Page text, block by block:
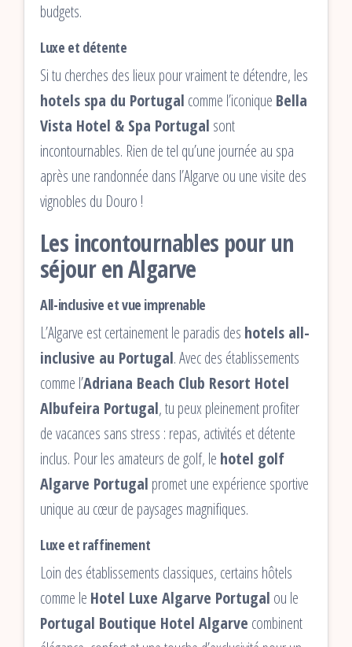
budgets.
Luxe et détente
Si tu cherches des lieux pour vraiment te détendre, les
hotels spa du Portugal comme l’iconique Bella
Vista Hotel & Spa Portugal sont
incontournables. Rien de tel qu’une journée au spa
après une randonnée dans l’Algarve ou une visite des
vignobles du Douro !
Les incontournables pour un
séjour en Algarve
All-inclusive et vue imprenable
L’Algarve est certainement le paradis des hotels all-
inclusive au Portugal. Avec des établissements
comme l’Adriana Beach Club Resort Hotel
Albufeira Portugal, tu peux pleinement profiter
de vacances sans stress : repas, activités et détente
inclus. Pour les amateurs de golf, le hotel golf
Algarve Portugal promet une expérience sportive
unique au cœur de paysages magnifiques.
Luxe et raffinement
Loin des établissements classiques, certains hôtels
comme le Hotel Luxe Algarve Portugal ou le
Portugal Boutique Hotel Algarve combinent